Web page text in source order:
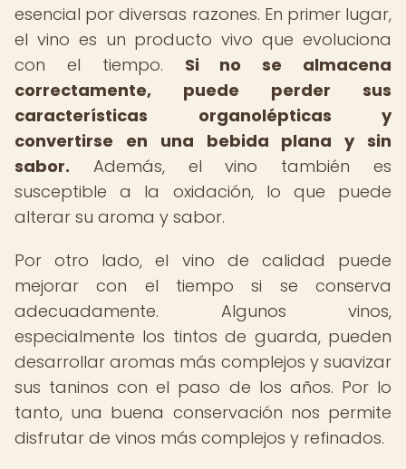
esencial por diversas razones. En primer lugar,
el vino es un producto vivo que evoluciona
con el tiempo. Si no se almacena
correctamente, puede perder sus
características organolépticas y
convertirse en una bebida plana y sin
sabor. Además, el vino también es
susceptible a la oxidación, lo que puede
alterar su aroma y sabor.
Por otro lado, el vino de calidad puede
mejorar con el tiempo si se conserva
adecuadamente. Algunos vinos,
especialmente los tintos de guarda, pueden
desarrollar aromas más complejos y suavizar
sus taninos con el paso de los años. Por lo
tanto, una buena conservación nos permite
disfrutar de vinos más complejos y refinados.